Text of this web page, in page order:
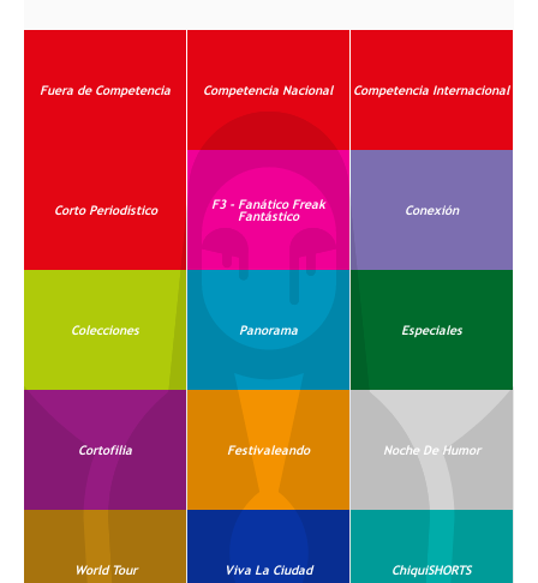
Fuera de Competencia Competencia Nacional Competencia Internacional
Corto Periodístico
F3 - Fanático Freak
Fantástico
Conexión
Colecciones Panorama Especiales
Cortofilia Festivaleando Noche De Humor
World Tour Viva La Ciudad ChiquiSHORTS